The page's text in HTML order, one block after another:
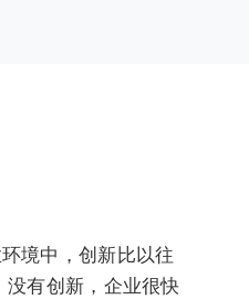
境中，创新比以往
有创新，企业很快